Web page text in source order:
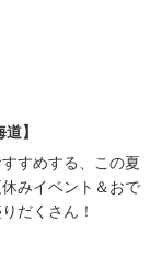
】
すめする、この夏
みイベント＆おで
だくさん！